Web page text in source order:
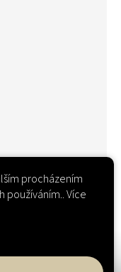
procházením
používáním.. Více